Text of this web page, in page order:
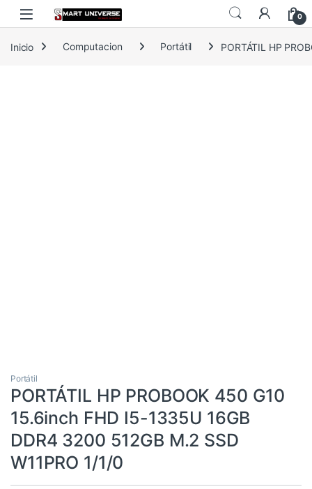
Skip to navigation
Skip to content
0
Inicio Computacion Portátil PORTÁTIL HP
Portátil
PORTÁTIL HP PROBOOK 450 G10
15.6inch FHD I5-1335U 16GB
DDR4 3200 512GB M.2 SSD
W11PRO 1/1/0